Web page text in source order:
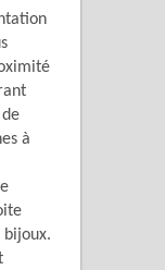
à
bijoux.